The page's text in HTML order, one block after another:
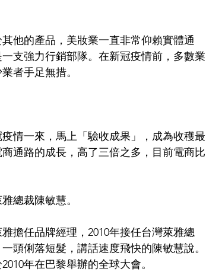
他的產品，美妝業一直非常仰賴實體通
支強力行銷部隊。在新冠疫情前，多數業
者手足無措。
情一來，馬上「驗收成果」，成為收穫最
通路的成長，高了三倍之多，目前電商比
總裁陳敏慧。
擔任品牌經理，2010年接任台灣萊雅總
頭俐落短髮，講話速度飛快的陳敏慧說。
年在巴黎舉辦的全球大會。